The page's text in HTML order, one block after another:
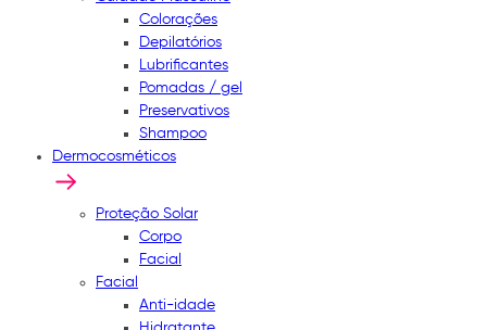
Colorações
Depilatórios
Lubrificantes
Pomadas / gel
Preservativos
Shampoo
Dermocosméticos
Proteção Solar
Corpo
Facial
Facial
Anti-idade